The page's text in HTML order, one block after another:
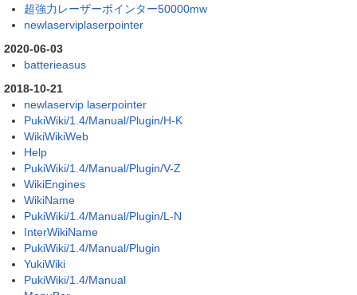
超強力レーザーポインター50000mw
newlaserviplaserpointer
2020-06-03
batterieasus
2018-10-21
newlaservip laserpointer
PukiWiki/1.4/Manual/Plugin/H-K
WikiWikiWeb
Help
PukiWiki/1.4/Manual/Plugin/V-Z
WikiEngines
WikiName
PukiWiki/1.4/Manual/Plugin/L-N
InterWikiName
PukiWiki/1.4/Manual/Plugin
YukiWiki
PukiWiki/1.4/Manual